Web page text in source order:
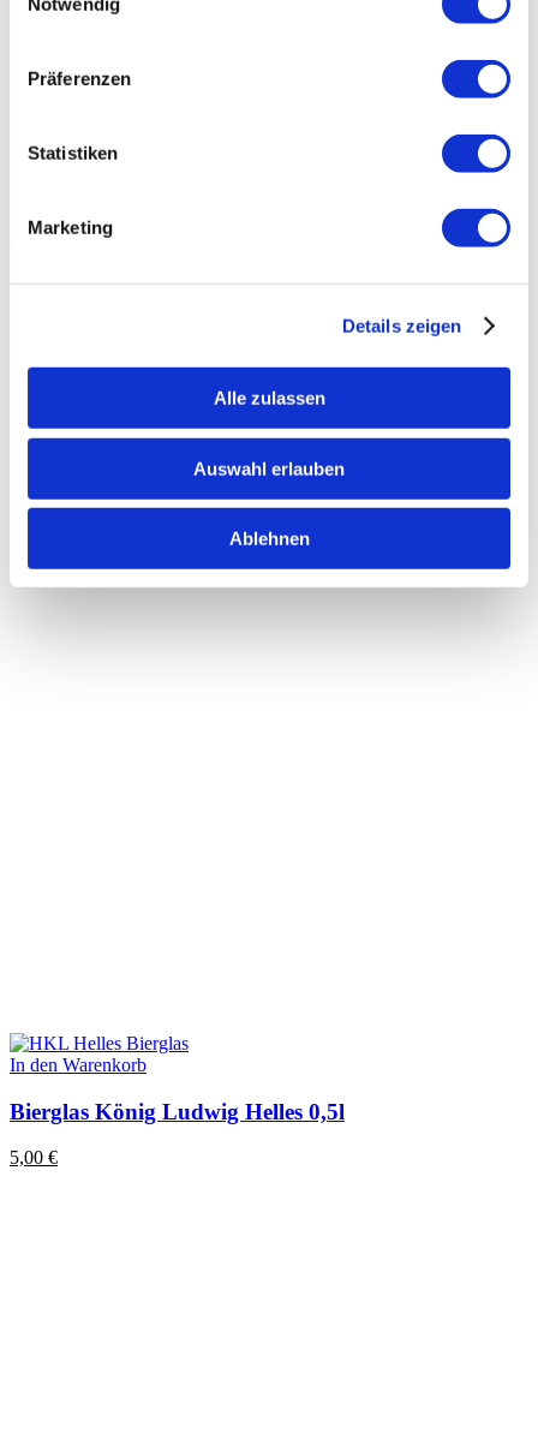
Präferenzen
Statistiken
Marketing
Details zeigen
Alle zulassen
Auswahl erlauben
Ablehnen
In den Warenkorb
Ludwigs Espressotasse und Untertasse
In den Warenkorb
Bierglas König Ludwig Helles 0,5l
5,00 €